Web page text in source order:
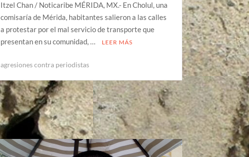
Itzel Chan / Noticaribe MÉRIDA, MX.- En Cholul, una
comisaría de Mérida, habitantes salieron a las calles
a protestar por el mal servicio de transporte que
presentan en su comunidad, …
LEER MÁS
agresiones contra periodistas